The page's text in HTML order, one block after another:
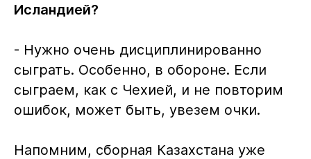
Исландией?
- Нужно очень дисциплинированно
сыграть. Особенно, в обороне. Если
сыграем, как с Чехией, и не повторим
ошибок, может быть, увезем очки.
Напомним, сборная Казахстана уже